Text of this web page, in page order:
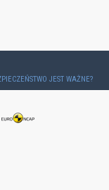
JEST WAŻNE?